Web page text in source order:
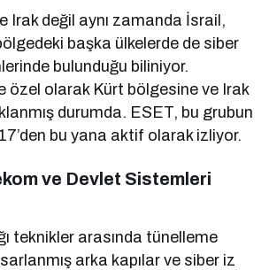
Irak değil aynı zamanda İsrail,
başka ülkelerde de siber
bulunduğu biliniyor.
özel olarak Kürt bölgesine ve Irak
durumda. ESET, bu grubun
bu yana aktif olarak izliyor.
ve Devlet Sistemleri
teknikler arasında tünelleme
arka kapılar ve siber iz